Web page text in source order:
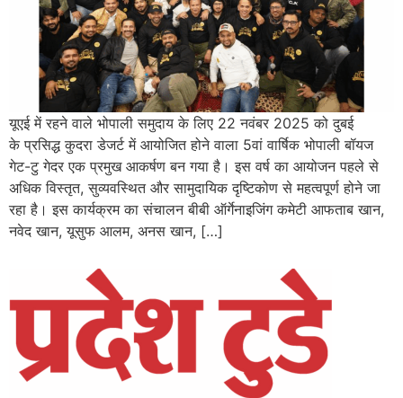
यूएई में रहने वाले भोपाली समुदाय के लिए 22 नवंबर 2025 को दुबई
के प्रसिद्ध कुदरा डेजर्ट में आयोजित होने वाला 5वां वार्षिक भोपाली बॉयज
गेट-टु गेदर एक प्रमुख आकर्षण बन गया है। इस वर्ष का आयोजन पहले से
अधिक विस्तृत, सुव्यवस्थित और सामुदायिक दृष्टिकोण से महत्वपूर्ण होने जा
रहा है। इस कार्यक्रम का संचालन बीबी ऑर्गेनाइजिंग कमेटी आफताब खान,
नवेद खान, यूसुफ आलम, अनस खान, […]